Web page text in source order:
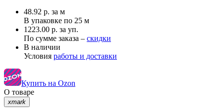
48.92 р. за м
В упаковке по 25 м
1223.00 р. за уп.
По сумме заказа – скидки
В наличии
Условия работы и доставки
Купить на Ozon
О товаре
xmark